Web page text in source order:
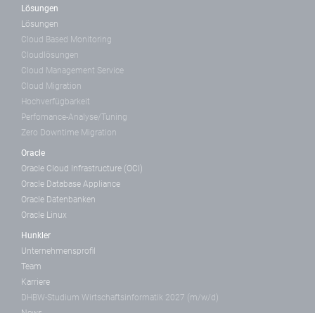
Lösungen
Lösungen
Cloud Based Monitoring
Cloudlösungen
Cloud Management Service
Cloud Migration
Hochverfügbarkeit
Perfomance-Analyse/Tuning
Zero Downtime Migration
Oracle
Oracle Cloud Infrastructure (OCI)
Oracle Database Appliance
Oracle Datenbanken
Oracle Linux
Hunkler
Unternehmensprofil
Team
Karriere
DHBW-Studium Wirtschaftsinformatik 2027 (m/w/d)